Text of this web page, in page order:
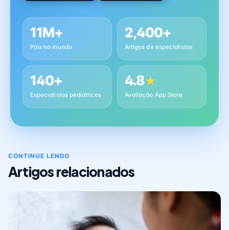
11M+
Pais no mundo
2,400+
Artigos de especialistas
140+
Especialistas pediátricos
4.8★
Avaliação App Store
CONTINUE LENDO
Artigos relacionados